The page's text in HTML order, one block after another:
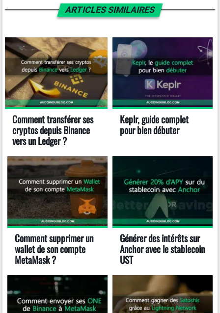
ARTICLES SIMILAIRES
Comment transférer ses
cryptos depuis Binance
vers un Ledger ?
Keplr, guide complet
pour bien débuter
Comment supprimer un
wallet de son compte
MetaMask ?
Générer des intérêts sur
Anchor avec le stablecoin
UST